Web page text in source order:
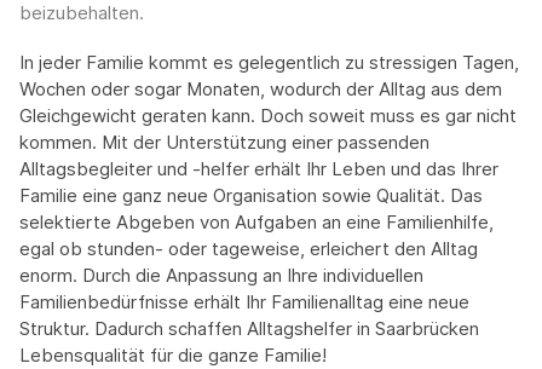
beizubehalten.
In jeder Familie kommt es gelegentlich zu stressigen Tagen,
Wochen oder sogar Monaten, wodurch der Alltag aus dem
Gleichgewicht geraten kann. Doch soweit muss es gar nicht
kommen. Mit der Unterstützung einer passenden
Alltagsbegleiter und -helfer erhält Ihr Leben und das Ihrer
Familie eine ganz neue Organisation sowie Qualität. Das
selektierte Abgeben von Aufgaben an eine Familienhilfe,
egal ob stunden- oder tageweise, erleichert den Alltag
enorm. Durch die Anpassung an Ihre individuellen
Familienbedürfnisse erhält Ihr Familienalltag eine neue
Struktur. Dadurch schaffen Alltagshelfer in Saarbrücken
Lebensqualität für die ganze Familie!